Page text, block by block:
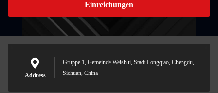
Einreichungen
Address
Gruppe 1, Gemeinde Weishui, Stadt Longqiao, Chengdu,
Sichuan, China